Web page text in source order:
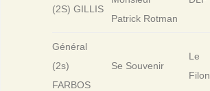
(2S) GILLIS
Patrick Rotman
Général
(2s)
FARBOS
Se Souvenir
Le
Filon